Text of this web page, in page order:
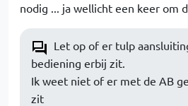
nodig ... ja wellicht een keer om
Let op of er tulp
bediening erbij zit.
Ik weet niet of er met de AB
zit